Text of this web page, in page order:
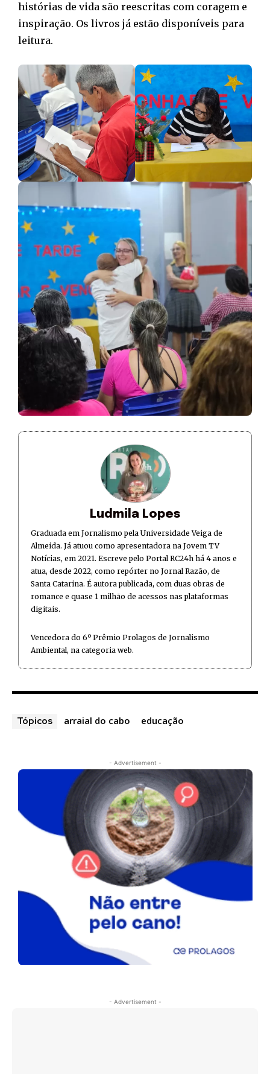
histórias de vida são reescritas com coragem e
inspiração. Os livros já estão disponíveis para
leitura.
Ludmila Lopes
Graduada em Jornalismo pela Universidade Veiga de
Almeida. Já atuou como apresentadora na Jovem TV
Notícias, em 2021. Escreve pelo Portal RC24h há 4 anos e
atua, desde 2022, como repórter no Jornal Razão, de
Santa Catarina. É autora publicada, com duas obras de
romance e quase 1 milhão de acessos nas plataformas
digitais.
Vencedora do 6º Prêmio Prolagos de Jornalismo
Ambiental, na categoria web.
Tópicos arraial do cabo educação
- Advertisement -
- Advertisement -